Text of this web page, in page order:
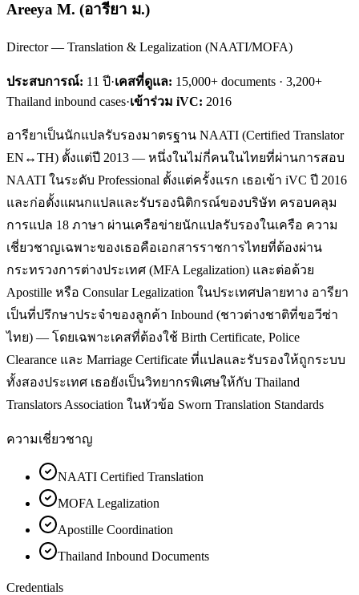
Areeya M. (อารียา ม.)
Director — Translation & Legalization (NAATI/MOFA)
ประสบการณ์: 11 ปี·เคสที่ดูแล: 15,000+ documents · 3,200+
Thailand inbound cases·เข้าร่วม iVC: 2016
อารียาเป็นนักแปลรับรองมาตรฐาน NAATI (Certified Translator
EN↔TH) ตั้งแต่ปี 2013 — หนึ่งในไม่กี่คนในไทยที่ผ่านการสอบ
NAATI ในระดับ Professional ตั้งแต่ครั้งแรก เธอเข้า iVC ปี 2016
และก่อตั้งแผนกแปลและรับรองนิติกรณ์ของบริษัท ครอบคลุม
การแปล 18 ภาษา ผ่านเครือข่ายนักแปลรับรองในเครือ ความ
เชี่ยวชาญเฉพาะของเธอคือเอกสารราชการไทยที่ต้องผ่าน
กระทรวงการต่างประเทศ (MFA Legalization) และต่อด้วย
Apostille หรือ Consular Legalization ในประเทศปลายทาง อารียา
เป็นที่ปรึกษาประจำของลูกค้า Inbound (ชาวต่างชาติที่ขอวีซ่า
ไทย) — โดยเฉพาะเคสที่ต้องใช้ Birth Certificate, Police
Clearance และ Marriage Certificate ที่แปลและรับรองให้ถูกระบบ
ทั้งสองประเทศ เธอยังเป็นวิทยากรพิเศษให้กับ Thailand
Translators Association ในหัวข้อ Sworn Translation Standards
ความเชี่ยวชาญ
NAATI Certified Translation
MOFA Legalization
Apostille Coordination
Thailand Inbound Documents
Credentials